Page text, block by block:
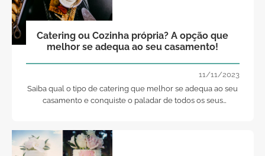
Catering ou Cozinha própria? A opção que
melhor se adequa ao seu casamento!
11/11/2023
Saiba qual o tipo de catering que melhor se adequa ao seu
casamento e conquiste o paladar de todos os seus